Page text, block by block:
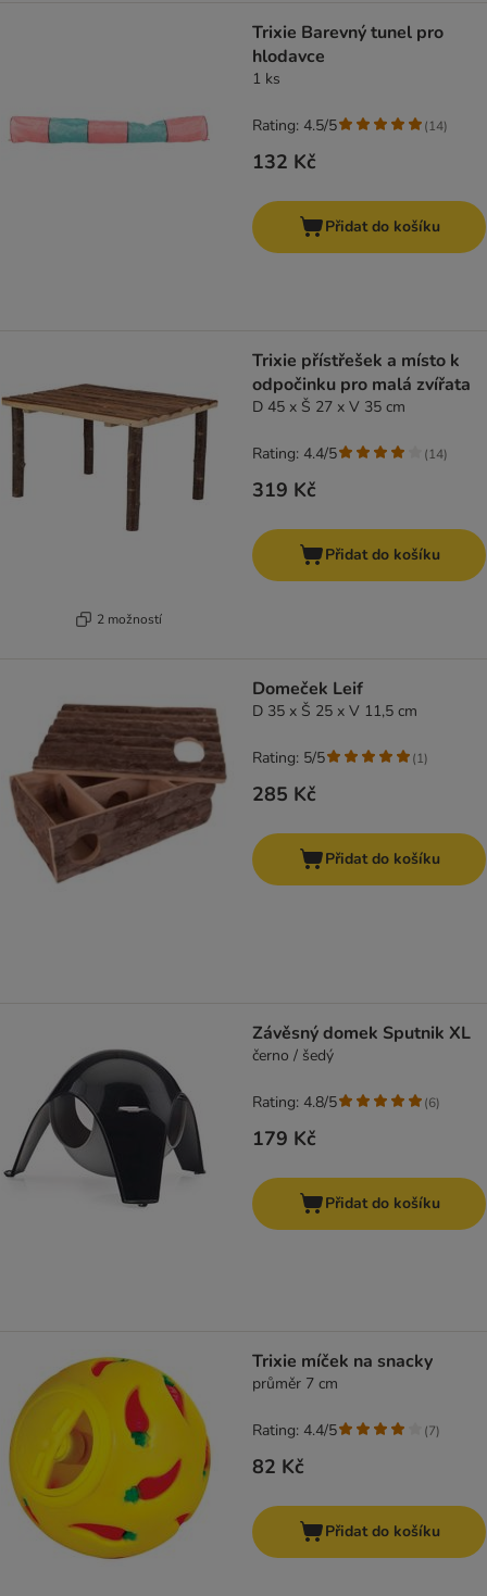
Trixie Barevný tunel pro
hlodavce
1 ks
132 Kč
Rating: 4.5/5 (14)
Přidat do košíku
2 možností
Trixie přístřešek a místo k
odpočinku pro malá zvířata
D 45 x Š 27 x V 35 cm
319 Kč
Rating: 4.4/5 (14)
Přidat do košíku
Domeček Leif
D 35 x Š 25 x V 11,5 cm
285 Kč
Rating: 5/5 (1)
Přidat do košíku
Závěsný domek Sputnik XL
černo / šedý
179 Kč
Rating: 4.8/5 (6)
Přidat do košíku
Trixie míček na snacky
průměr 7 cm
82 Kč
Rating: 4.4/5 (7)
Přidat do košíku